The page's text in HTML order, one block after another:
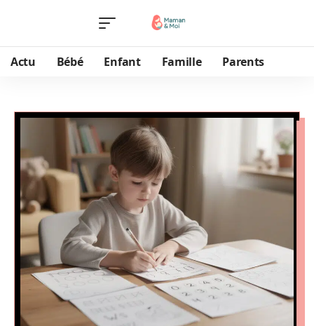
Actu Bébé Enfant Famille Parents